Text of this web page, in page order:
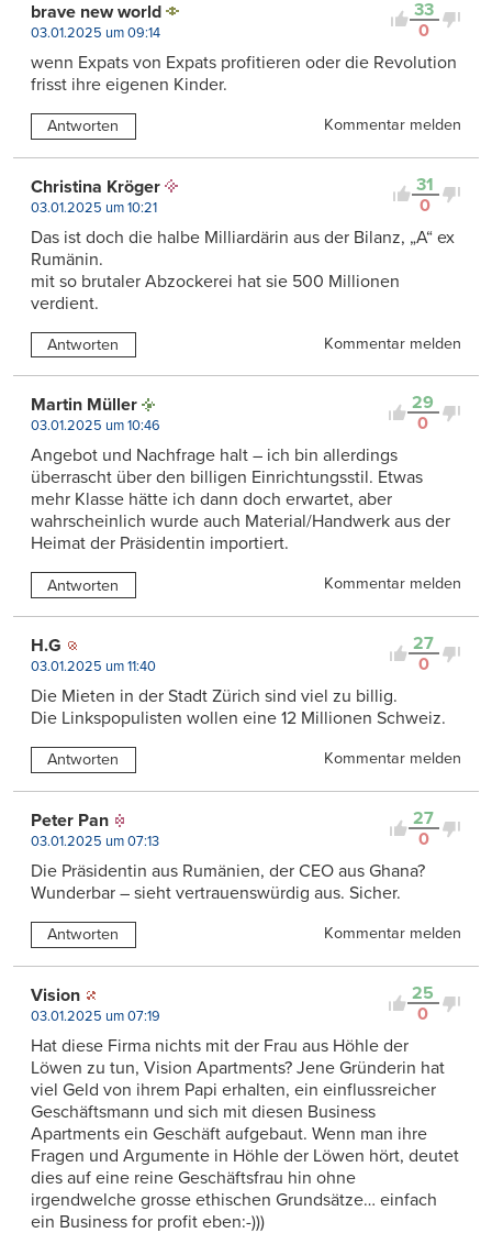
33
0
brave new world
03.01.2025 um 09:14
wenn Expats von Expats profitieren oder die Revolution
frisst ihre eigenen Kinder.
Antworten Kommentar melden
31
0
Christina Kröger
03.01.2025 um 10:21
Das ist doch die halbe Milliardärin aus der Bilanz, „A“ ex
Rumänin.
mit so brutaler Abzockerei hat sie 500 Millionen
verdient.
Antworten Kommentar melden
29
0
Martin Müller
03.01.2025 um 10:46
Angebot und Nachfrage halt – ich bin allerdings
überrascht über den billigen Einrichtungsstil. Etwas
mehr Klasse hätte ich dann doch erwartet, aber
wahrscheinlich wurde auch Material/Handwerk aus der
Heimat der Präsidentin importiert.
Antworten Kommentar melden
27
0
H.G
03.01.2025 um 11:40
Die Mieten in der Stadt Zürich sind viel zu billig.
Die Linkspopulisten wollen eine 12 Millionen Schweiz.
Antworten Kommentar melden
27
0
Peter Pan
03.01.2025 um 07:13
Die Präsidentin aus Rumänien, der CEO aus Ghana?
Wunderbar – sieht vertrauenswürdig aus. Sicher.
Antworten Kommentar melden
25
0
Vision
03.01.2025 um 07:19
Hat diese Firma nichts mit der Frau aus Höhle der
Löwen zu tun, Vision Apartments? Jene Gründerin hat
viel Geld von ihrem Papi erhalten, ein einflussreicher
Geschäftsmann und sich mit diesen Business
Apartments ein Geschäft aufgebaut. Wenn man ihre
Fragen und Argumente in Höhle der Löwen hört, deutet
dies auf eine reine Geschäftsfrau hin ohne
irgendwelche grosse ethischen Grundsätze… einfach
ein Business for profit eben:-)))